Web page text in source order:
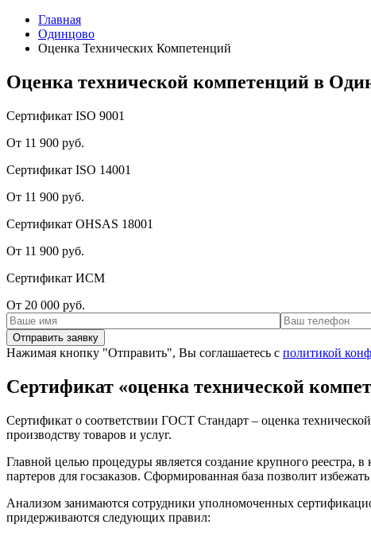
Главная
Одинцово
Оценка Технических Компетенций
Оценка технической компетенций в
Сертификат ISO 9001
От 11 900 руб.
Сертификат ISO 14001
От 11 900 руб.
Сертификат OHSAS 18001
От 11 900 руб.
Сертификат ИСМ
От 20 000 руб.
Нажимая кнопку "Отправить", Вы соглашаетесь с политикой
Сертификат «оценка технической
Сертификат о соответствии ГОСТ Стандарт – оценка
производству товаров и услуг.
Главной целью процедуры является создание крупного реестра,
партеров для госзаказов. Сформированная база позволит
Анализом занимаются сотрудники уполномоченных
придерживаются следующих правил: